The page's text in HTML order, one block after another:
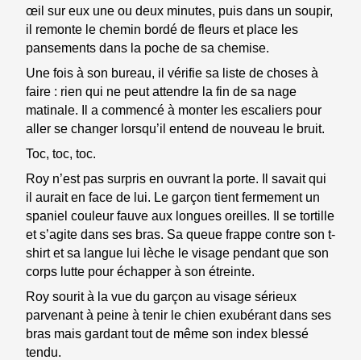
œil sur eux une ou deux minutes, puis dans un soupir,
il remonte le chemin bordé de fleurs et place les
pansements dans la poche de sa chemise.
Une fois à son bureau, il vérifie sa liste de choses à
faire : rien qui ne peut attendre la fin de sa nage
matinale. Il a commencé à monter les escaliers pour
aller se changer lorsqu’il entend de nouveau le bruit.
Toc, toc, toc.
Roy n’est pas surpris en ouvrant la porte. Il savait qui
il aurait en face de lui. Le garçon tient fermement un
spaniel couleur fauve aux longues oreilles. Il se tortille
et s’agite dans ses bras. Sa queue frappe contre son t-
shirt et sa langue lui lèche le visage pendant que son
corps lutte pour échapper à son étreinte.
Roy sourit à la vue du garçon au visage sérieux
parvenant à peine à tenir le chien exubérant dans ses
bras mais gardant tout de même son index blessé
tendu.